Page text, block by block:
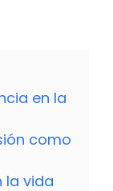
en la
como
la vida